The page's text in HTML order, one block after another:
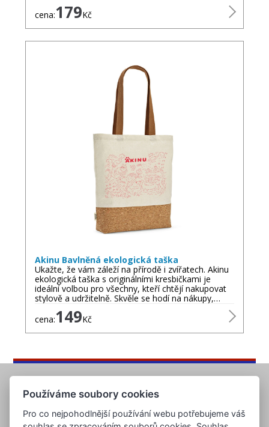
cena:179Kč
Akinu Bavlněná ekologická taška
Ukažte, že vám záleží na přírodě i zvířatech. Akinu
ekologická taška s originálními kresbičkami je
ideální volbou pro všechny, kteří chtějí nakupovat
stylově a udržitelně. Skvěle se hodí na nákupy,…
cena:149Kč
Používáme soubory cookies
Pro co nejpohodlnější používání webu potřebujeme váš